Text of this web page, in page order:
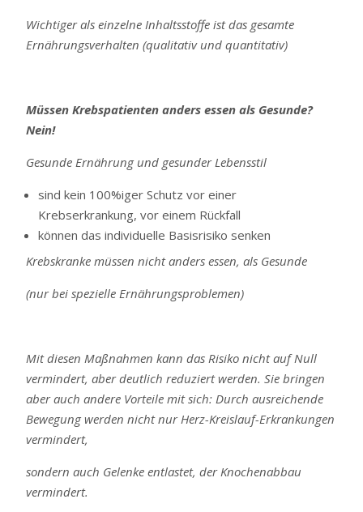
Wichtiger als einzelne Inhaltsstoffe ist das gesamte
Ernährungsverhalten (qualitativ und quantitativ)
Müssen Krebspatienten anders essen als Gesunde?
Nein!
Gesunde Ernährung und gesunder Lebensstil
sind kein 100%iger Schutz vor einer
Krebserkrankung, vor einem Rückfall
können das individuelle Basisrisiko senken
Krebskranke müssen nicht anders essen, als Gesunde
(nur bei spezielle Ernährungsproblemen)
Mit diesen Maßnahmen kann das Risiko nicht auf Null
vermindert, aber deutlich reduziert werden. Sie bringen
aber auch andere Vorteile mit sich: Durch ausreichende
Bewegung werden nicht nur Herz-Kreislauf-Erkrankungen
vermindert,
sondern auch Gelenke entlastet, der Knochenabbau
vermindert.